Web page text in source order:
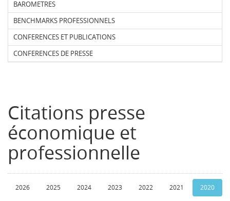
BAROMETRES
BENCHMARKS PROFESSIONNELS
CONFERENCES ET PUBLICATIONS
CONFERENCES DE PRESSE
Citations presse
économique et
professionnelle
2026 2025 2024 2023 2022 2021 2020